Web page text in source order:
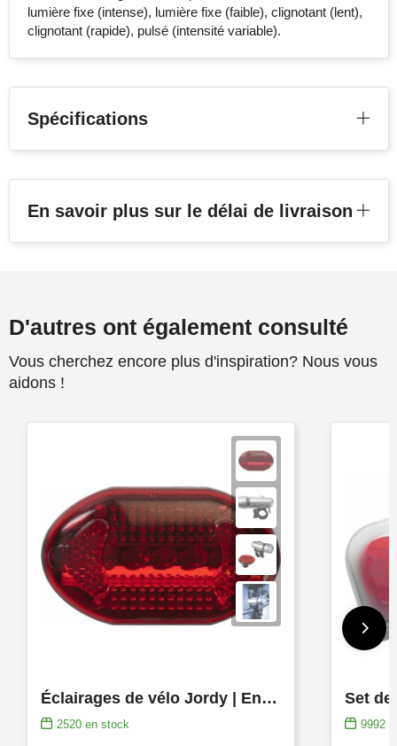
lumière fixe (intense), lumière fixe (faible), clignotant (lent),
clignotant (rapide), pulsé (intensité variable).
Spécifications
En savoir plus sur le délai de livraison
D'autres ont également consulté
Vous cherchez encore plus d'inspiration? Nous vous
aidons !
Éclairages de vélo Jordy | Ensemble | LED
2520en stock 9992